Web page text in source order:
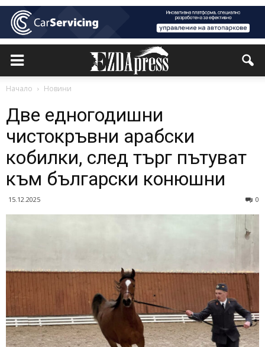
Начало Новини
Две едногодишни
чистокръвни арабски
кобилки, след търг пътуват
към български конюшни
15.12.2025 0